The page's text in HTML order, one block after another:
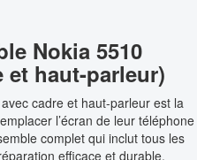
Nokia 5510
et haut-parleur)
cadre et haut-parleur est la
l’écran de leur téléphone
complet qui inclut tous les
efficace et durable.